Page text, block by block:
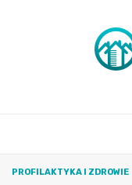
PROFILAKTYKA I ZDROWIE